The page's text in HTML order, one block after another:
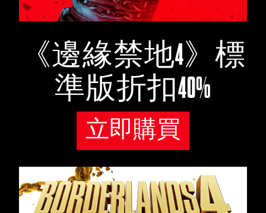
《邊緣禁地4》標
準版折扣40%
立即購買